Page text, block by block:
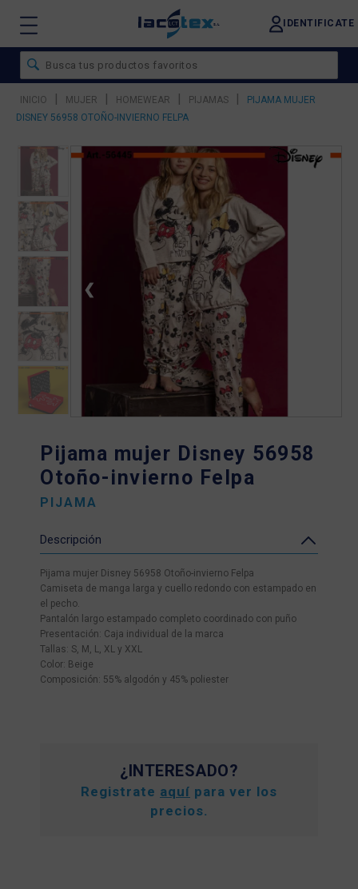
IDENTIFICATE
INICIO | MUJER | HOMEWEAR | PIJAMAS |
PIJAMA MUJER
DISNEY 56958 OTOÑO-INVIERNO FELPA
❮
Pijama mujer Disney 56958
Otoño-invierno Felpa
PIJAMA
Descripción
Pijama mujer Disney 56958 Otoño-invierno Felpa
Camiseta de manga larga y cuello redondo con estampado en
el pecho.
Pantalón largo estampado completo coordinado con puño
Presentación: Caja individual de la marca
Tallas: S, M, L, XL y XXL
Color: Beige
Composición: 55% algodón y 45% poliester
¿INTERESADO?
Registrate aquí para ver los
precios.